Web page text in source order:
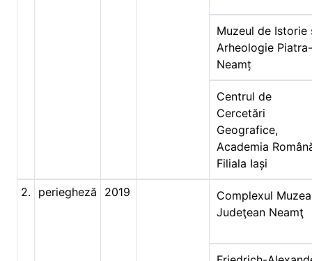
Muzeul de Istorie
Arheologie Piatra-
Neamț
Centrul de
Cercetări
Geografice,
Academia
Filiala Iași
2. periegheză 2019
Complexul
Judeţean Neamţ